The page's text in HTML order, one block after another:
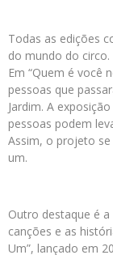
Todas as edições
do mundo do
Em “Quem é você
pessoas que
Jardim. A
pessoas podem
Assim, o projeto
um.
Outro destaque é
canções e as
Um”, lançado em